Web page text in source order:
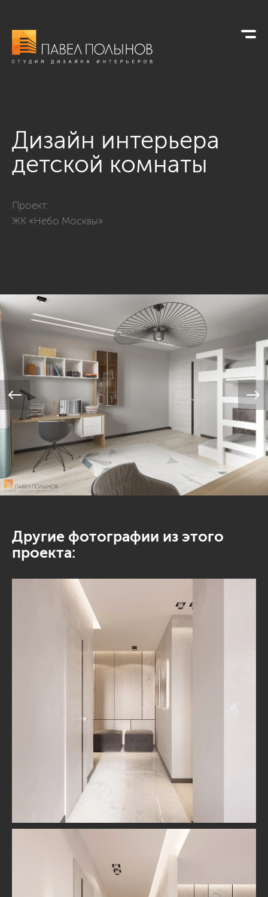
Дизайн интерьера
детской комнаты
Проект:
ЖК «Небо Москвы»
Другие фотографии из этого
проекта: